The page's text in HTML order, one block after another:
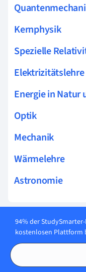
Kernphysik
Spezielle
Elektrizitätslehre
Energie in Natur
Optik
Mechanik
Wärmelehre
Astronomie
Verwandte
94% der
kostenlosen Plattform